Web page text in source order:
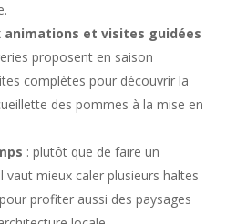
animations et visites guidées
proposent en saison
complètes pour découvrir la
des pommes à la mise en
: plutôt que de faire un
vaut mieux caler plusieurs haltes
profiter aussi des paysages